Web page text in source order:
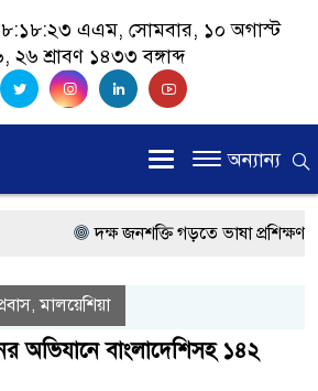
এএম, সোমবার, ১০ অগাস্ট
২৬ শ্রাবণ ১৪৩৩ বঙ্গাব্দ
অন্যান্য
দক্ষ জনশক্তি গড়তে ভাষা প্রশিক্ষণ
প্রধানমন্ত্রী
প্রবাসী কল্যাণমন্ত্রী সিলেটের
,মালয়েশিয়া
অভিযানে বাংলাদেশিসহ ১৪২